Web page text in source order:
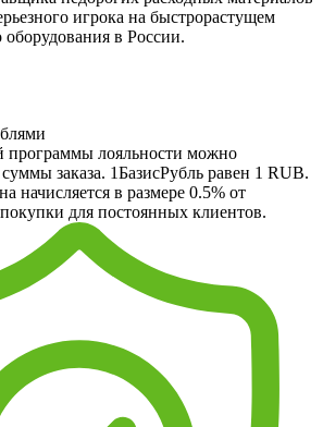
игрока на быстрорастущем
в России.
программы лояльности можно
заказа. 1БазисРубль равен 1 RUB.
начисляется в размере 0.5% от
для постоянных клиентов.